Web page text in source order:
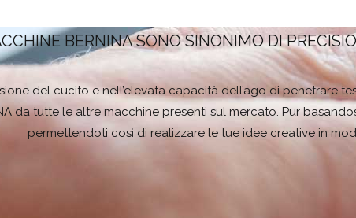
BERNINA SONO SINONIMO DI
del cucito e nell’elevata capacità dell’ago di penetrare
da tutte le altre macchine presenti sul mercato. Pur
permettendoti così di realizzare le tue idee creative in